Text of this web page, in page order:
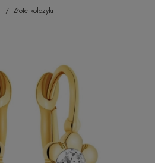
Złote kolczyki